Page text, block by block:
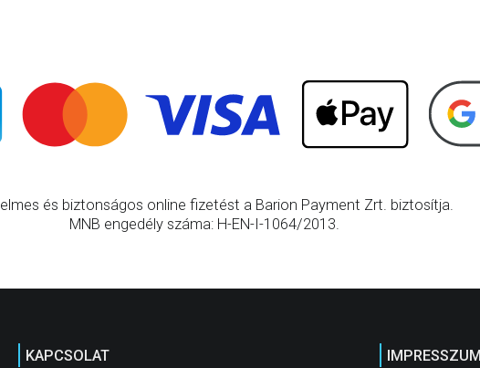
és biztonságos online fizetést a Barion Payment Zrt. biztosítja.
MNB engedély száma: H-EN-I-1064/2013.
KAPCSOLAT IMPRESSZUM